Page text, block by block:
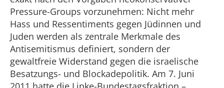
Pressure-Groups vorzunehmen: Nicht mehr
Hass und Ressentiments gegen Jüdinnen und
Juden werden als zentrale Merkmale des
Antisemitismus definiert, sondern der
gewaltfreie Widerstand gegen die israelische
Besatzungs- und Blockadepolitik. Am 7. Juni